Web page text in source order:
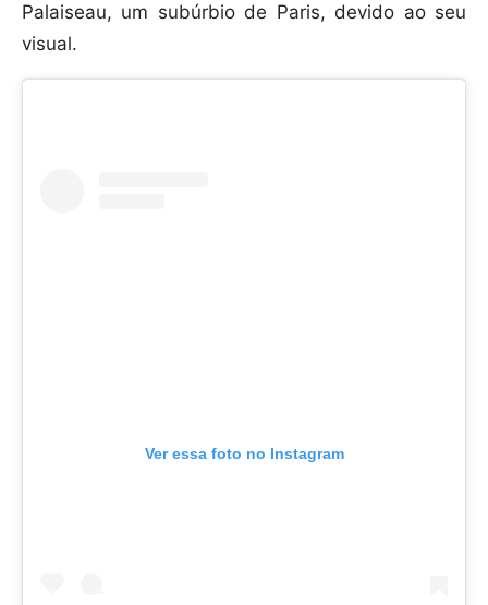
Palaiseau, um subúrbio de Paris, devido ao seu
visual.
Ver essa foto no Instagram